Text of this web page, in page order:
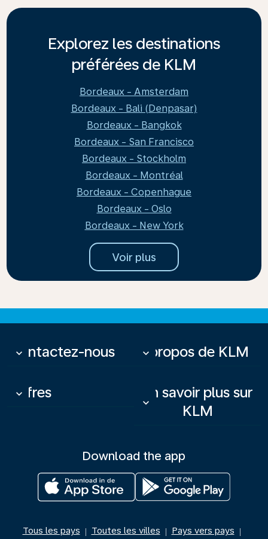
Explorez les destinations
préférées de KLM
Bordeaux - Amsterdam
Bordeaux - Bali (Denpasar)
Bordeaux - Bangkok
Bordeaux - San Francisco
Bordeaux - Stockholm
Bordeaux - Montréal
Bordeaux - Copenhague
Bordeaux - Oslo
Bordeaux - New York
Voir plus
Contactez-nous
keyboard_arrow_down À propos de KLM
keyboard_arrow_down
Offres
keyboard_arrow_down
En savoir plus sur
KLM
keyboard_arrow_down
Download the app
Tous les pays | Toutes les villes | Pays vers pays |